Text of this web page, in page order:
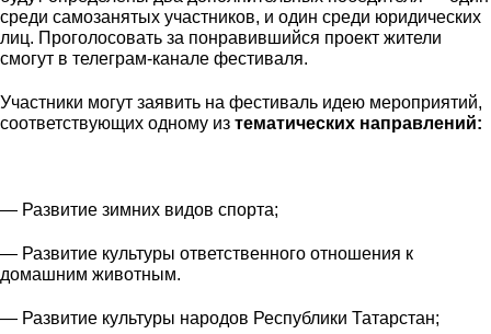
среди самозанятых участников, и один среди юридических
лиц. Проголосовать за понравившийся проект жители
смогут в телеграм-канале фестиваля.
Участники могут заявить на фестиваль идею мероприятий,
соответствующих одному из тематических направлений:
— Развитие зимних видов спорта;
— Развитие культуры ответственного отношения к
домашним животным.
— Развитие культуры народов Республики Татарстан;